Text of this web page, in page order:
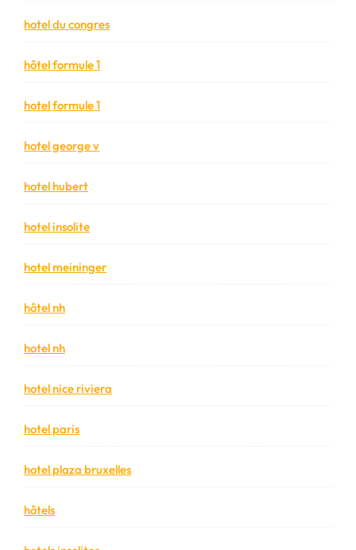
hotel du congres
hôtel formule 1
hotel formule 1
hotel george v
hotel hubert
hotel insolite
hotel meininger
hôtel nh
hotel nh
hotel nice riviera
hotel paris
hotel plaza bruxelles
hôtels